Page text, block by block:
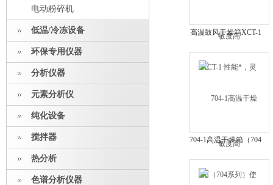
电动粉碎机
低温/冷冻设备
环保专用仪器
分析仪器
元素分析仪
纯化设备
搅拌器
热分析
色谱分析仪器
高温鼓风干燥箱XCT-1
704-1高温干燥箱（704